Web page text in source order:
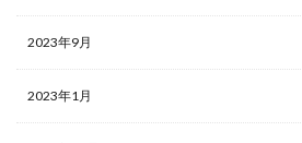
2023年9月
2023年1月